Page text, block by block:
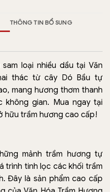
THÔNG TIN BỔ SUNG
loại nhiều dầu tại Văn
thác từ cây Dó Bầu tự
mang hương thơm thanh
không gian. Mua ngay tại
hữu trầm hương cao cấp!
mảnh trầm hương tự
trình tinh lọc các khối trầm
Đây là sản phẩm cao cấp